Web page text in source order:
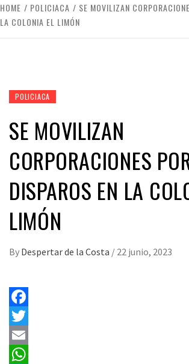
HOME POLICIACA
SE MOVILIZAN
LA COLONIA EL LIMÓN
POLICIACA
SE MOVILIZAN
CORPORACIONES
DISPAROS EN LA
LIMÓN
By Despertar de la Costa / 22 junio, 2023
Facebook
Twitter
Email